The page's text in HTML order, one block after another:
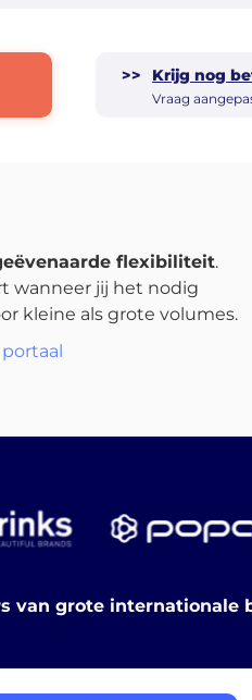
>> Krijg nog
Vraag
flexibiliteit.
wanneer jij het nodig
kleine als grote volumes.
van grote internationale